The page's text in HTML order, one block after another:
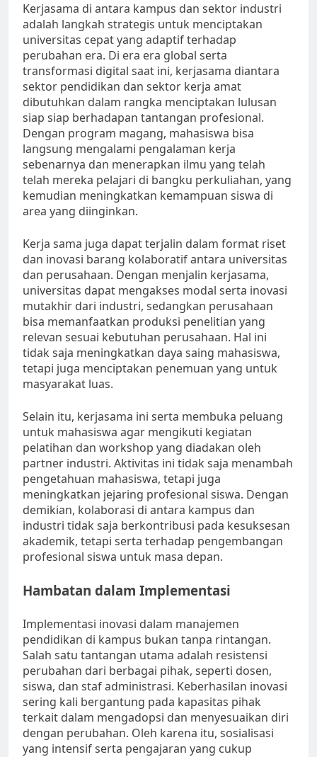
Kerjasama di antara kampus dan sektor industri
adalah langkah strategis untuk menciptakan
universitas cepat yang adaptif terhadap
perubahan era. Di era era global serta
transformasi digital saat ini, kerjasama diantara
sektor pendidikan dan sektor kerja amat
dibutuhkan dalam rangka menciptakan lulusan
siap siap berhadapan tantangan profesional.
Dengan program magang, mahasiswa bisa
langsung mengalami pengalaman kerja
sebenarnya dan menerapkan ilmu yang telah
telah mereka pelajari di bangku perkuliahan, yang
kemudian meningkatkan kemampuan siswa di
area yang diinginkan.
Kerja sama juga dapat terjalin dalam format riset
dan inovasi barang kolaboratif antara universitas
dan perusahaan. Dengan menjalin kerjasama,
universitas dapat mengakses modal serta inovasi
mutakhir dari industri, sedangkan perusahaan
bisa memanfaatkan produksi penelitian yang
relevan sesuai kebutuhan perusahaan. Hal ini
tidak saja meningkatkan daya saing mahasiswa,
tetapi juga menciptakan penemuan yang untuk
masyarakat luas.
Selain itu, kerjasama ini serta membuka peluang
untuk mahasiswa agar mengikuti kegiatan
pelatihan dan workshop yang diadakan oleh
partner industri. Aktivitas ini tidak saja menambah
pengetahuan mahasiswa, tetapi juga
meningkatkan jejaring profesional siswa. Dengan
demikian, kolaborasi di antara kampus dan
industri tidak saja berkontribusi pada kesuksesan
akademik, tetapi serta terhadap pengembangan
profesional siswa untuk masa depan.
Hambatan dalam Implementasi
Implementasi inovasi dalam manajemen
pendidikan di kampus bukan tanpa rintangan.
Salah satu tantangan utama adalah resistensi
perubahan dari berbagai pihak, seperti dosen,
siswa, dan staf administrasi. Keberhasilan inovasi
sering kali bergantung pada kapasitas pihak
terkait dalam mengadopsi dan menyesuaikan diri
dengan perubahan. Oleh karena itu, sosialisasi
yang intensif serta pengajaran yang cukup